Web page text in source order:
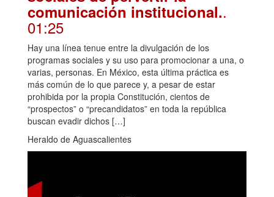
comunicación institucional..
01:25
Hay una línea tenue entre la divulgación de los
programas sociales y su uso para promocionar a una, o
varias, personas. En México, esta última práctica es
más común de lo que parece y, a pesar de estar
prohibida por la propia Constitución, cientos de
“prospectos” o “precandidatos” en toda la república
buscan evadir dichos […]
Heraldo de Aguascalientes